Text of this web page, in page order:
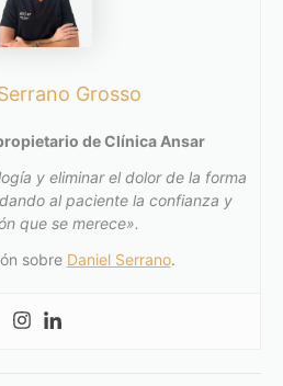
Grosso
de Clínica Ansar
y eliminar el dolor de la forma
al paciente la confianza y
que se merece».
sobre Daniel Serrano.